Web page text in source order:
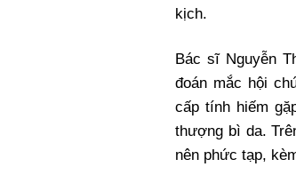
kịch.
Bác sĩ Nguyễn
đoán mắc hội
cấp tính hiếm
thượng bì da.
nên phức tạp,